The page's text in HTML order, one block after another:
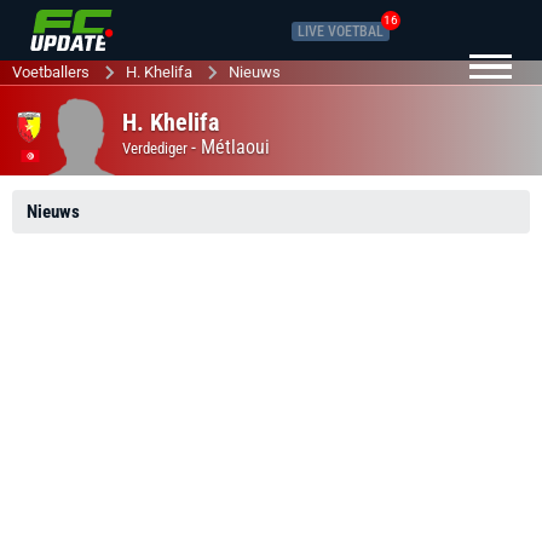
LIVE VOETBAL
16
Voetballers H. Khelifa Nieuws
H. Khelifa
Verdediger - Métlaoui
Nieuws